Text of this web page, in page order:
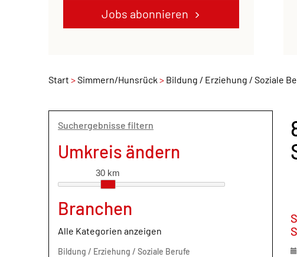
Jobs abonnieren
Start Simmern/Hunsrück Bildung / Erziehung / Soziale
Suchergebnisse filtern
Umkreis ändern
30 km
Branchen
Alle Kategorien anzeigen
Bildung / Erziehung / Soziale Berufe